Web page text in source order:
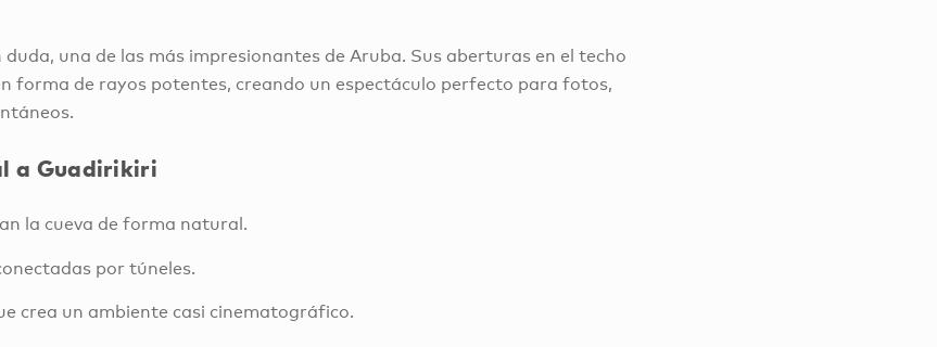
duda, una de las más impresionantes de Aruba. Sus aberturas en el techo
forma de rayos potentes, creando un espectáculo perfecto para fotos,
a Guadirikiri
la cueva de forma natural.
por túneles.
crea un ambiente casi cinematográfico.